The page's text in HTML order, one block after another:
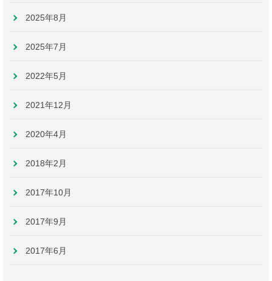
2025年8月
2025年7月
2022年5月
2021年12月
2020年4月
2018年2月
2017年10月
2017年9月
2017年6月